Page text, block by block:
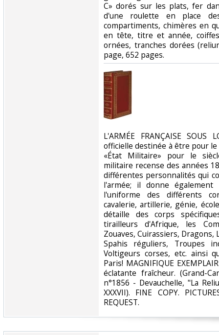
C» dorés sur les plats, fer
d'une roulette en place
compartiments, chimères en
en tête, titre et année,
ornées, tranches dorées
page, 652 pages.‎
‎L'ARMÉE FRANÇAISE SOUS
officielle destinée à être pour
«État Militaire» pour le
militaire recense des années
différentes personnalités qui
l'armée; il donne
l'uniforme des différents
cavalerie, artillerie, génie,
détaille des corps
tirailleurs d'Afrique, les
Zouaves, Cuirassiers, Dragons,
Spahis réguliers, Troupes
Voltigeurs corses, etc. ainsi
Paris! MAGNIFIQUE
éclatante fraîcheur. (Grand-
n°1856 - Devauchelle, "La
XXXVII). FINE COPY.
REQUEST. ‎